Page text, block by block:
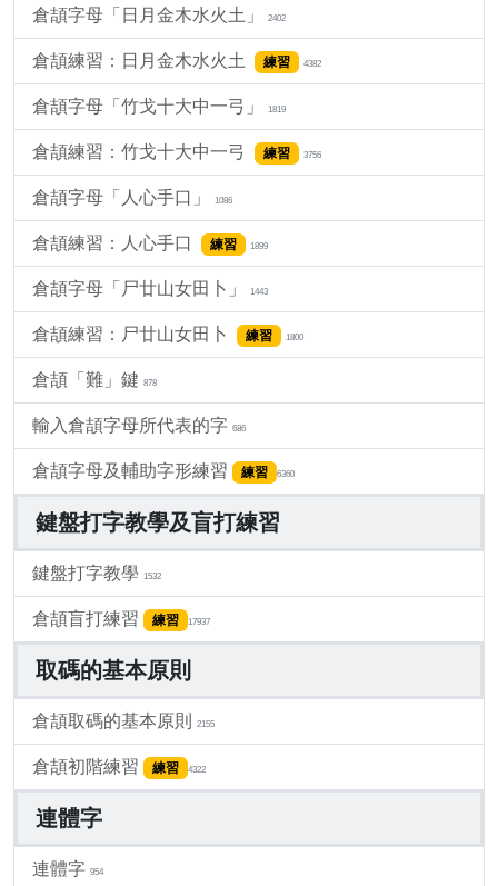
倉頡字母「日月金木水火土」 2402
倉頡練習：日月金木水火土 練習 4382
倉頡字母「竹戈十大中一弓」 1819
倉頡練習：竹戈十大中一弓 練習 3756
倉頡字母「人心手口」 1086
倉頡練習：人心手口 練習 1899
倉頡字母「尸廿山女田卜」 1443
倉頡練習：尸廿山女田卜 練習 1800
倉頡「難」鍵 878
輸入倉頡字母所代表的字 686
倉頡字母及輔助字形練習 練習 6360
鍵盤打字教學及盲打練習
鍵盤打字教學 1532
倉頡盲打練習 練習 17937
取碼的基本原則
倉頡取碼的基本原則 2155
倉頡初階練習 練習 4322
連體字
連體字 954